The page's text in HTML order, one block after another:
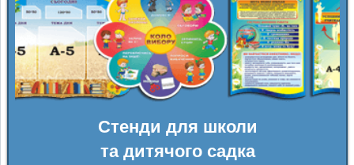
Стенди для школи
та дитячого садка